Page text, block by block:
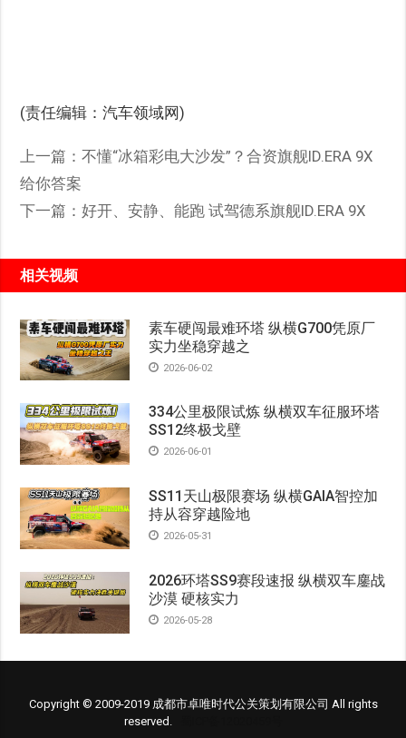
(责任编辑：汽车领域网)
上一篇：不懂“冰箱彩电大沙发”？合资旗舰ID.ERA 9X
给你答案
下一篇：好开、安静、能跑 试驾德系旗舰ID.ERA 9X
相关视频
素车硬闯最难环塔 纵横G700凭原厂
实力坐稳穿越之
2026-06-02
334公里极限试炼 纵横双车征服环塔
SS12终极戈壁
2026-06-01
SS11天山极限赛场 纵横GAIA智控加
持从容穿越险地
2026-05-31
2026环塔SS9赛段速报 纵横双车鏖战
沙漠 硬核实力
2026-05-28
Copyright © 2009-2019 成都市卓唯时代公关策划有限公司 All rights
reserved.